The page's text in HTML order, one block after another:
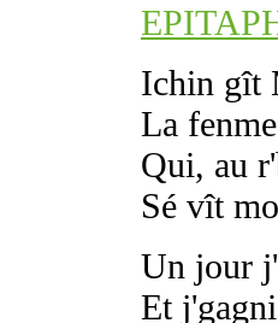
Ichin gît
La
Qui, au
Sé vît
Un jour
Et